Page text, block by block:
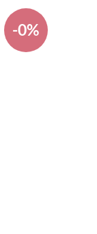
-0%